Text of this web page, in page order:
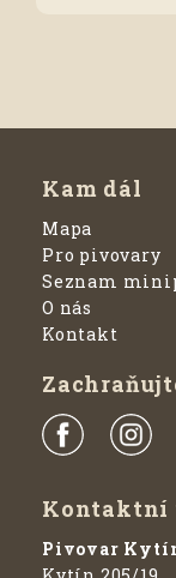
Kam dál
Mapa
Pro pivovary
Seznam
O nás
Kontakt
Kontaktní
Pivovar